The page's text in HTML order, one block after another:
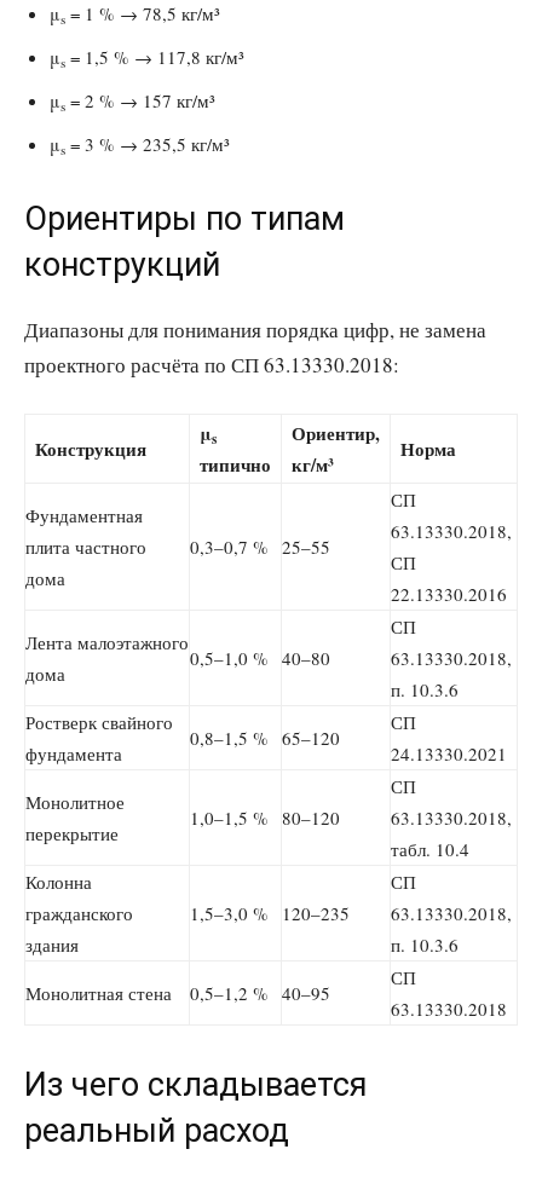
μs = 1 % → 78,5 кг/м³
μs = 1,5 % → 117,8 кг/м³
μs = 2 % → 157 кг/м³
μs = 3 % → 235,5 кг/м³
Ориентиры по типам
конструкций
Диапазоны для понимания порядка цифр, не замена
проектного расчёта по СП 63.13330.2018:
Конструкция
μs
типично
Ориентир,
кг/м³
Норма
Фундаментная
плита частного
дома
0,3–0,7 % 25–55
СП
63.13330.2018,
СП
22.13330.2016
Лента малоэтажного
дома
0,5–1,0 % 40–80
СП
63.13330.2018,
п. 10.3.6
Ростверк свайного
фундамента
0,8–1,5 % 65–120
СП
24.13330.2021
Монолитное
перекрытие
1,0–1,5 % 80–120
СП
63.13330.2018,
табл. 10.4
Колонна
гражданского
здания
1,5–3,0 % 120–235
СП
63.13330.2018,
п. 10.3.6
Монолитная стена
0,5–1,2 % 40–95
СП
63.13330.2018
Из чего складывается
реальный расход